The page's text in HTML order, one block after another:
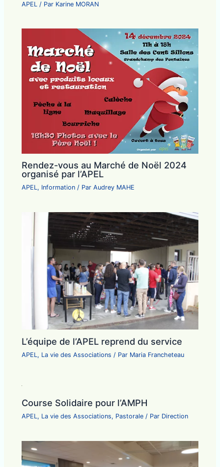
APEL / Par Karine MORAN
Rendez-vous au Marché de Noël 2024
organisé par l’APEL
APEL, Information / ParAudrey MAHE
L’équipe de l’APEL reprend du service
APEL, La vie des Associations / Par Maria Francheteau
Course Solidaire pour l’AMPH
APEL, La vie des Associations, Pastorale / Par Direction